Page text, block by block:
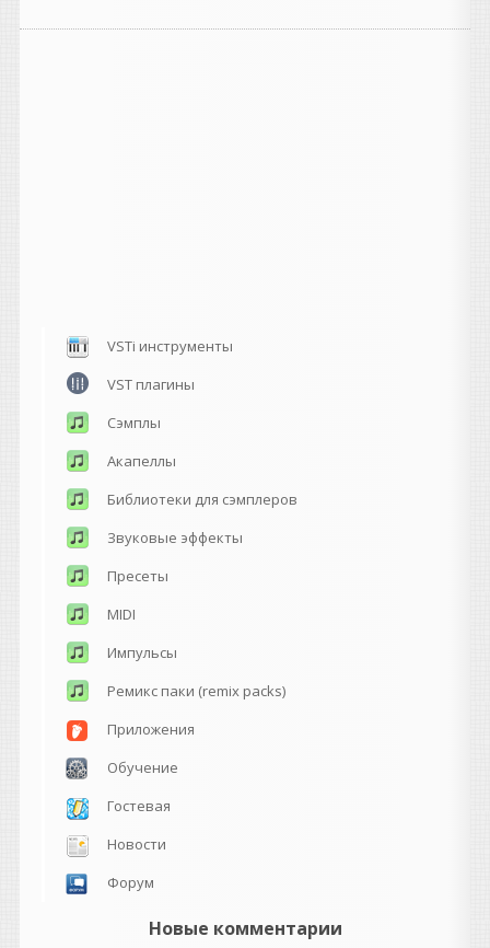
VSTi инструменты
VST плагины
Сэмплы
Акапеллы
Библиотеки для сэмплеров
Звуковые эффекты
Пресеты
MIDI
Импульсы
Ремикс паки (remix packs)
Приложения
Обучение
Гостевая
Новости
Форум
Новые комментарии